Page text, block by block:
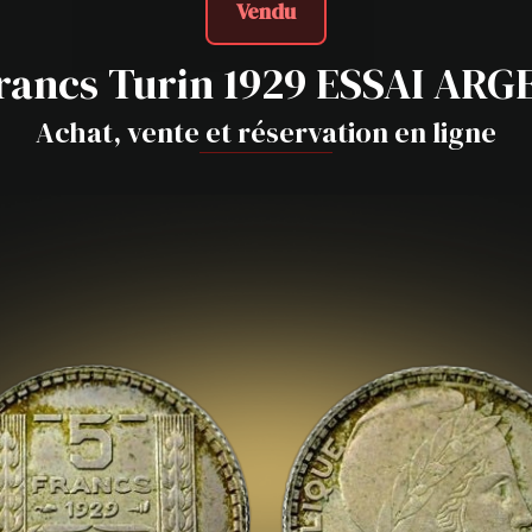
Turin 1929 ESSAI
Achat, vente et réservation en ligne
Vendu